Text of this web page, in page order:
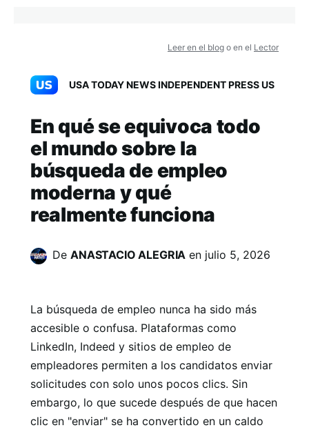
Leer en el blog o en el Lector
USA TODAY NEWS INDEPENDENT PRESS US
En qué se equivoca todo
el mundo sobre la
búsqueda de empleo
moderna y qué
realmente funciona
De ANASTACIO ALEGRIA en julio 5, 2026
La búsqueda de empleo nunca ha sido más
accesible o confusa. Plataformas como
LinkedIn, Indeed y sitios de empleo de
empleadores permiten a los candidatos enviar
solicitudes con solo unos pocos clics. Sin
embargo, lo que sucede después de que hacen
clic en "enviar" se ha convertido en un caldo